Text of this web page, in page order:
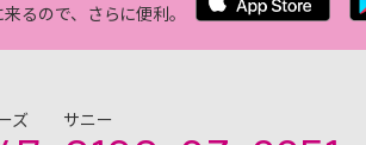
るので、さらに便利。
ズ
サニー